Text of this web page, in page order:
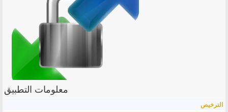
معلومات التطبيق
الترخيص